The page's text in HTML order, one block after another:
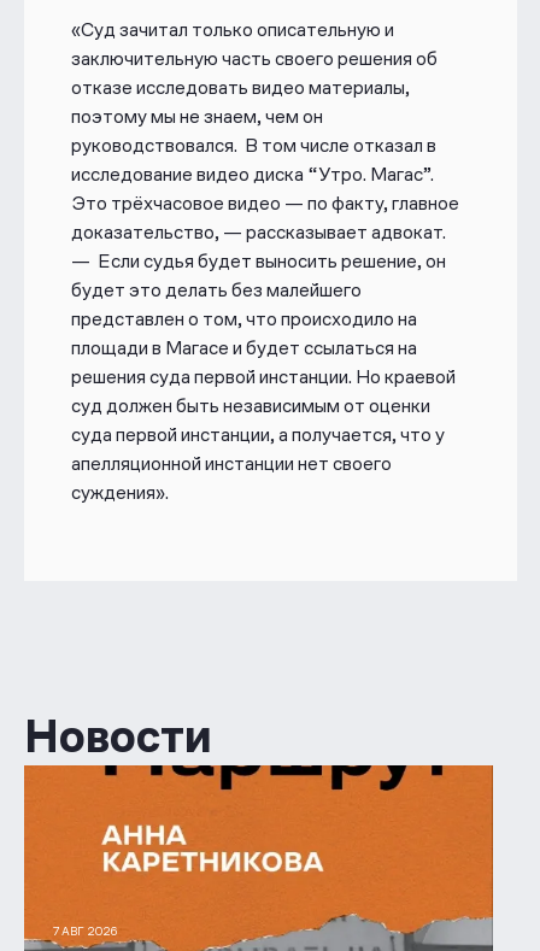
«Суд зачитал только описательную и
заключительную часть своего решения об
отказе исследовать видео материалы,
поэтому мы не знаем, чем он
руководствовался. В том числе отказал в
исследование видео диска “Утро. Магас”.
Это трёхчасовое видео — по факту, главное
доказательство, — рассказывает адвокат.
— Если судья будет выносить решение, он
будет это делать без малейшего
представлен о том, что происходило на
площади в Магасе и будет ссылаться на
решения суда первой инстанции. Но краевой
суд должен быть независимым от оценки
суда первой инстанции, а получается, что у
апелляционной инстанции нет своего
суждения».
Новости
7 АВГ 2026